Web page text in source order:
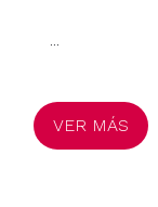
...
VER MÁS